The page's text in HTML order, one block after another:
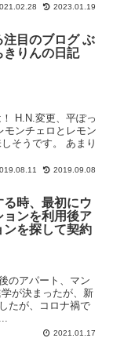
2023.01.19
目のブログ ぶ
きりんの日記
H.N.変更、平ぽっ
モンチェロとレモン
そうです。 あまり
2019.09.08
時、最初にウ
ョンを利用後ア
を探して契約
のアパート、マン
が決まったが、新
たが、コロナ禍で
2021.01.17